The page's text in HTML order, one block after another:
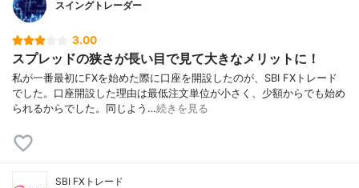
スイングトレーダー
3.00
スプレッドの狭さが長い目で見て大きなメリットに！
私が一番最初にFXを始めた際に口座を開設したのが、SBI FXトレード
でした。口座開設した理由は最低注文単位が小さく、少額からでも始め
られるからでした。同じよう…続きを見る
SBI FXトレード